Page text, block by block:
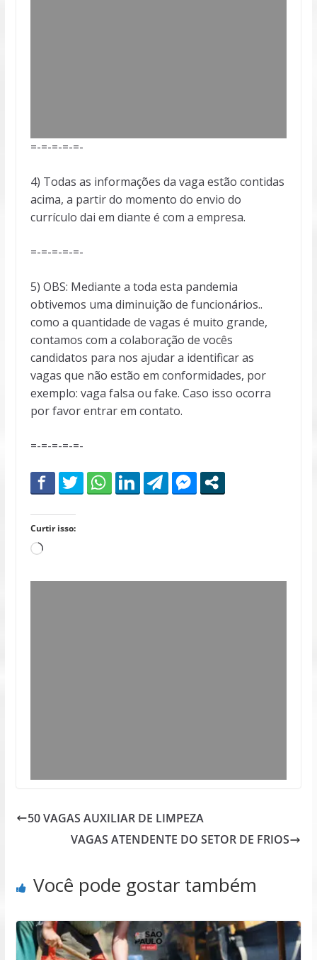
=-=-=-=-=-
4) Todas as informações da vaga estão contidas
acima, a partir do momento do envio do
currículo dai em diante é com a empresa.
=-=-=-=-=-
5) OBS: Mediante a toda esta pandemia
obtivemos uma diminuição de funcionários..
como a quantidade de vagas é muito grande,
contamos com a colaboração de vocês
candidatos para nos ajudar a identificar as
vagas que não estão em conformidades, por
exemplo: vaga falsa ou fake. Caso isso ocorra
por favor entrar em contato.
=-=-=-=-=-
Curtir isso:
Carregando...
50 VAGAS AUXILIAR DE LIMPEZA
VAGAS ATENDENTE DO SETOR DE FRIOS
Você pode gostar também